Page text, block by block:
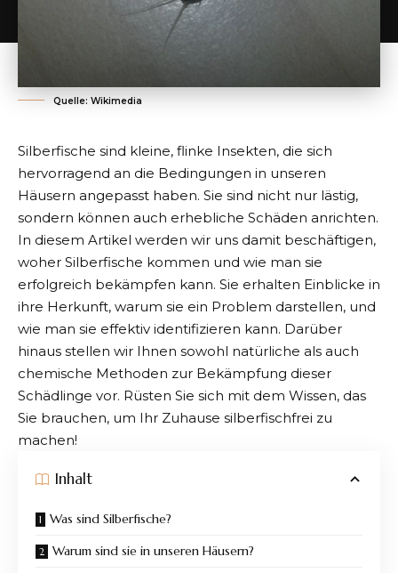
Quelle: Wikimedia
Silberfische sind kleine, flinke Insekten, die sich
hervorragend an die Bedingungen in unseren
Häusern angepasst haben. Sie sind nicht nur lästig,
sondern können auch erhebliche Schäden anrichten.
In diesem Artikel werden wir uns damit beschäftigen,
woher Silberfische kommen und wie man sie
erfolgreich bekämpfen kann. Sie erhalten Einblicke in
ihre Herkunft, warum sie ein Problem darstellen, und
wie man sie effektiv identifizieren kann. Darüber
hinaus stellen wir Ihnen sowohl natürliche als auch
chemische Methoden zur Bekämpfung dieser
Schädlinge vor. Rüsten Sie sich mit dem Wissen, das
Sie brauchen, um Ihr Zuhause silberfischfrei zu
machen!
Inhalt
Was sind Silberfische?
Warum sind sie in unseren Häusern?